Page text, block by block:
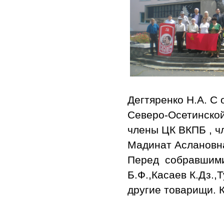
Дегтяренко Н.А. С
Северо-
члены ЦК ВКПБ ,
Мадинат
Перед
Б.Ф.,Касаев
другие товарищи.